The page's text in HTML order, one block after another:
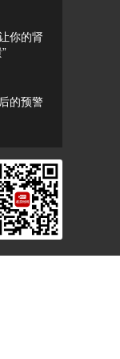
你的肾
的预警
毁西
“守门